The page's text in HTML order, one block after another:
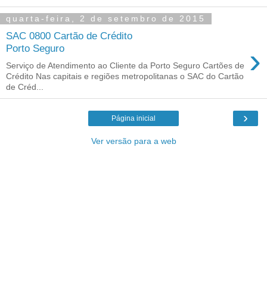
quarta-feira, 2 de setembro de 2015
SAC 0800 Cartão de Crédito
Porto Seguro
›
Serviço de Atendimento ao Cliente da Porto Seguro Cartões de
Crédito Nas capitais e regiões metropolitanas o SAC do Cartão
de Créd...
›
Página inicial
Ver versão para a web